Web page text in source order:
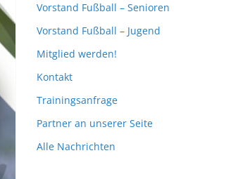
Vorstand Fußball – Senioren
Vorstand Fußball – Jugend
Mitglied werden!
Kontakt
Trainingsanfrage
Partner an unserer Seite
Alle Nachrichten